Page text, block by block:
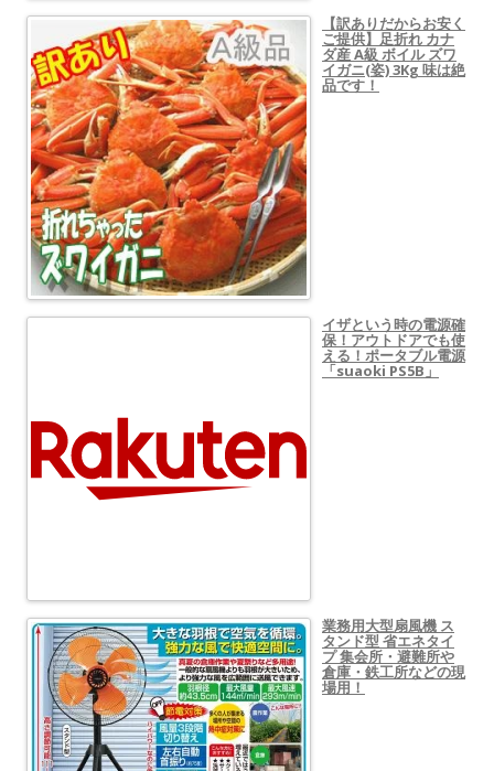
【訳ありだからお安く
ご提供】足折れ カナ
ダ産 A級 ボイル ズワ
イガニ(姿) 3Kg 味は絶
品です！
イザという時の電源確
保！アウトドアでも使
える！ポータブル電源
「suaoki PS5B」
業務用大型扇風機 ス
タンド型 省エネタイ
プ 集会所・避難所や
倉庫・鉄工所などの現
場用！